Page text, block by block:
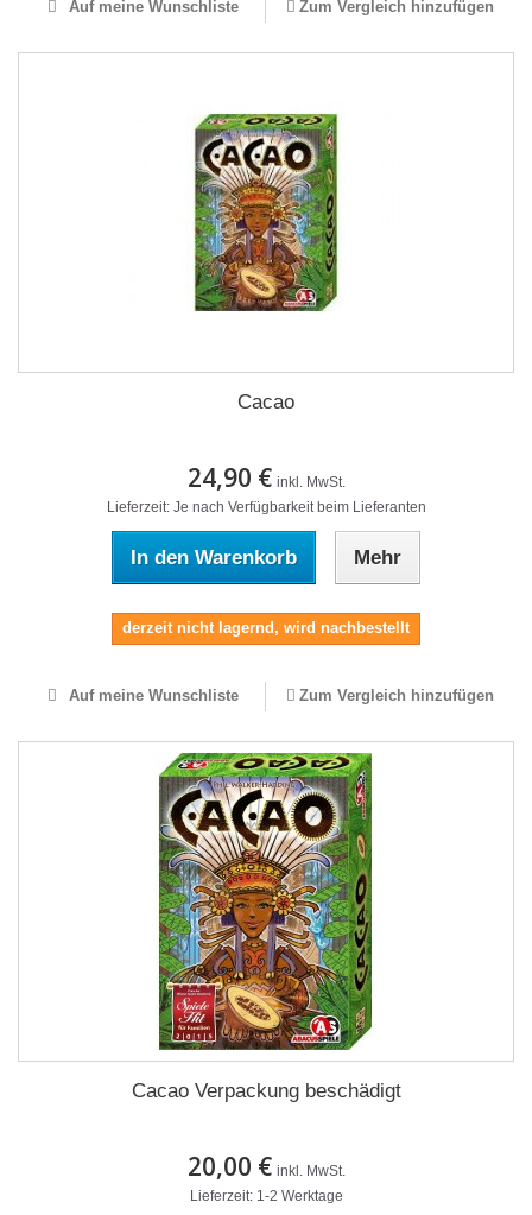
Auf meine Wunschliste Zum Vergleich hinzufügen
Cacao
24,90 € inkl. MwSt.
Lieferzeit: Je nach Verfügbarkeit beim Lieferanten
In den Warenkorb Mehr
derzeit nicht lagernd, wird nachbestellt
Auf meine Wunschliste Zum Vergleich hinzufügen
Cacao Verpackung beschädigt
20,00 € inkl. MwSt.
Lieferzeit: 1-2 Werktage